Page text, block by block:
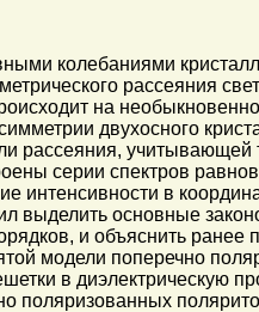
колебаниями
рассеяния
на
двухосного
учитывающей
серии спектров
интенсивности в
выделить основные
и объяснить ранее
модели поперечно
в диэлектрическую
поляризованных